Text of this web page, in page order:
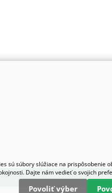
sú súbory slúžiace na prispôsobenie
Dajte nám vedieť o svojich
Povoliť výber